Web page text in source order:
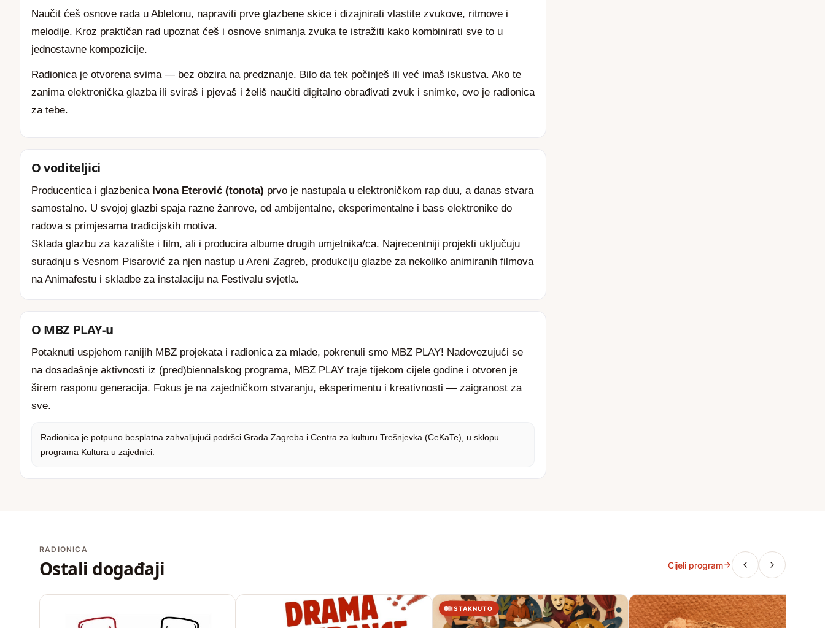
Naučit ćeš osnove rada u Abletonu, napraviti prve glazbene skice i dizajnirati vlastite zvukove, ritmove i
melodije. Kroz praktičan rad upoznat ćeš i osnove snimanja zvuka te istražiti kako kombinirati sve to u
jednostavne kompozicije.
Radionica je otvorena svima — bez obzira na predznanje. Bilo da tek počinješ ili već imaš iskustva. Ako te
zanima elektronička glazba ili sviraš i pjevaš i želiš naučiti digitalno obrađivati zvuk i snimke, ovo je radionica
za tebe.
O voditeljici
Producentica i glazbenica Ivona Eterović (tonota) prvo je nastupala u elektroničkom rap duu, a danas stvara
samostalno. U svojoj glazbi spaja razne žanrove, od ambijentalne, eksperimentalne i bass elektronike do
radova s primjesama tradicijskih motiva.
Sklada glazbu za kazalište i film, ali i producira albume drugih umjetnika/ca. Najrecentniji projekti uključuju
suradnju s Vesnom Pisarović za njen nastup u Areni Zagreb, produkciju glazbe za nekoliko animiranih filmova
na Animafestu i skladbe za instalaciju na Festivalu svjetla.
O MBZ PLAY-u
Potaknuti uspjehom ranijih MBZ projekata i radionica za mlade, pokrenuli smo MBZ PLAY! Nadovezujući se
na dosadašnje aktivnosti iz (pred)biennalskog programa, MBZ PLAY traje tijekom cijele godine i otvoren je
širem rasponu generacija. Fokus je na zajedničkom stvaranju, eksperimentu i kreativnosti — zaigranost za
sve.
Radionica je potpuno besplatna zahvaljujući podršci Grada Zagreba i Centra za kulturu Trešnjevka (CeKaTe), u sklopu
programa Kultura u zajednici.
RADIONICA
Ostali događaji Cijeli program
ISTAKNUTO